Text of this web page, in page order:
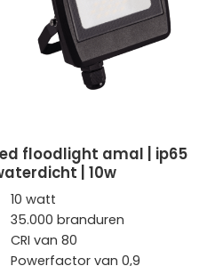
| 10w
10 watt
35.000 branduren
CRI van 80
Powerfactor van 0,9